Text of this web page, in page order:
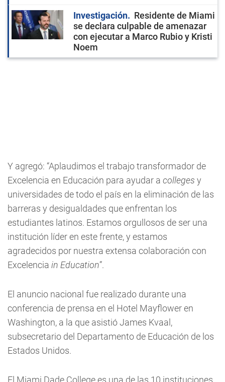
Investigación
Residente de Miami
se declara culpable de amenazar
con ejecutar a Marco Rubio y Kristi
Noem
Y agregó: “Aplaudimos el trabajo transformador de
Excelencia en Educación para ayudar a colleges y
universidades de todo el país en la eliminación de las
barreras y desigualdades que enfrentan los
estudiantes latinos. Estamos orgullosos de ser una
institución líder en este frente, y estamos
agradecidos por nuestra extensa colaboración con
Excelencia in Education”.
El anuncio nacional fue realizado durante una
conferencia de prensa en el Hotel Mayflower en
Washington, a la que asistió James Kvaal,
subsecretario del Departamento de Educación de los
Estados Unidos.
El Miami Dade College es una de las 10 instituciones